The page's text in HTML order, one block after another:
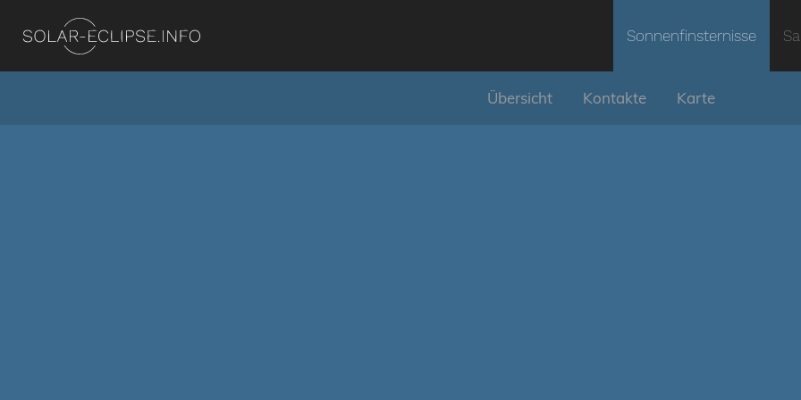
Sonnenfinsternisse
Übersicht Kontakte Karte